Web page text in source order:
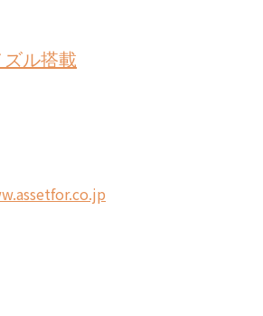
ル搭載